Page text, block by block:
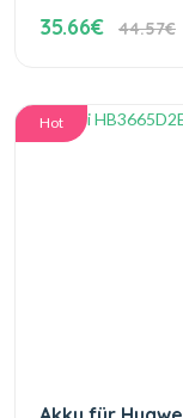
35.66€ 44.57€
Hot